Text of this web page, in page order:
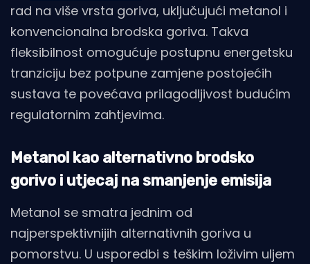
rad na više vrsta goriva, uključujući metanol i
konvencionalna brodska goriva. Takva
fleksibilnost omogućuje postupnu energetsku
tranziciju bez potpune zamjene postojećih
sustava te povećava prilagodljivost budućim
regulatornim zahtjevima.
Metanol kao alternativno brodsko
gorivo i utjecaj na smanjenje emisija
Metanol se smatra jednim od
najperspektivnijih alternativnih goriva u
pomorstvu. U usporedbi s teškim loživim uljem